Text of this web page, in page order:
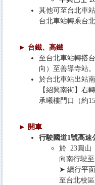
其他可至台北車
台北車站轉乘台
► 台鐵、高鐵
至台北車站轉搭
向）至善導寺站。
於台北車站出站
【紹興南街】右
承曦樓門口（約15
► 開車
行駛國道1號高速
於 23圓山
向南行駛
➤ 續行平
至台北校區